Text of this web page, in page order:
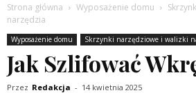
Strona główna Wyposażenie domu
narzędzia
Wyposażenie domu Skrzynki narzędziowe i walizki
Jak Szlifować
Przez Redakcja - 14 kwietnia 2025